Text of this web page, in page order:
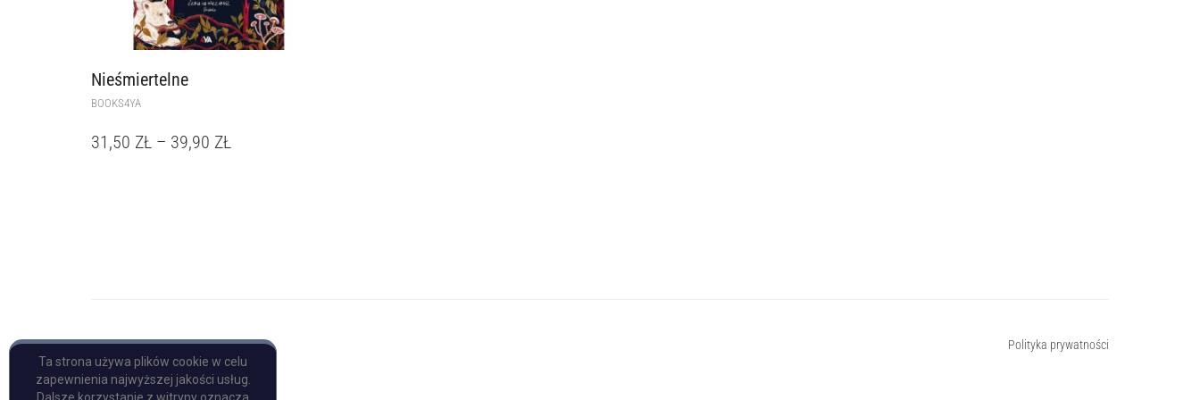
Nieśmiertelne
BOOKS4YA
31,50 ZŁ – 39,90 ZŁ
Copyright © Pulp Books
Polityka prywatności
Ta strona używa plików cookie w celu
zapewnienia najwyższej jakości usług.